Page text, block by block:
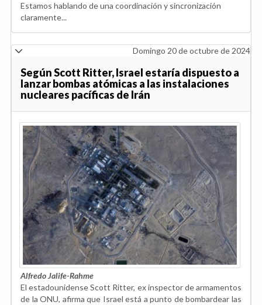
Estamos hablando de una coordinación y sincronización
claramente...
Domingo 20 de octubre de 2024
Según Scott Ritter, Israel estaría dispuesto a
lanzar bombas atómicas a las instalaciones
nucleares pacíficas de Irán
Alfredo Jalife-Rahme
El estadounidense Scott Ritter, ex inspector de armamentos
de la ONU, afirma que Israel está a punto de bombardear las